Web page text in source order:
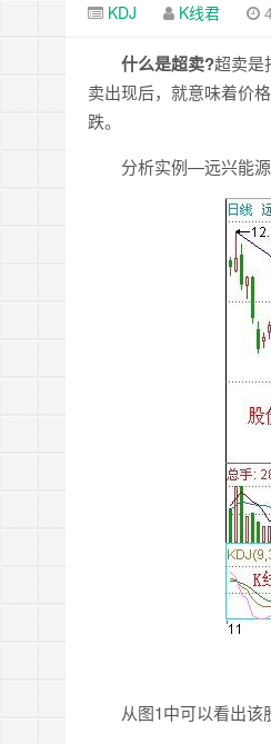
KDJ K线君
什么是超卖?超卖是
卖出现后，就意味着价
跌。
分析实例—远兴能源
从图1中可以看出该股